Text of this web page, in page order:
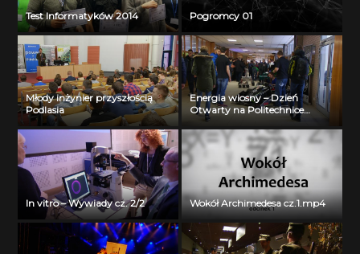
Test Informatyków 2014 Pogromcy 01
Młody inżynier przyszłością
Podlasia
Energia wiosny – Dzień
Otwarty na Politechnice
Białostockiej
In vitro – Wywiady cz. 2/2 Wokół Archimedesa cz.1.mp4